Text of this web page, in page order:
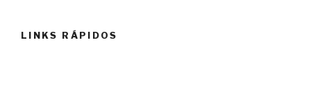
LINKS RÁPIDOS